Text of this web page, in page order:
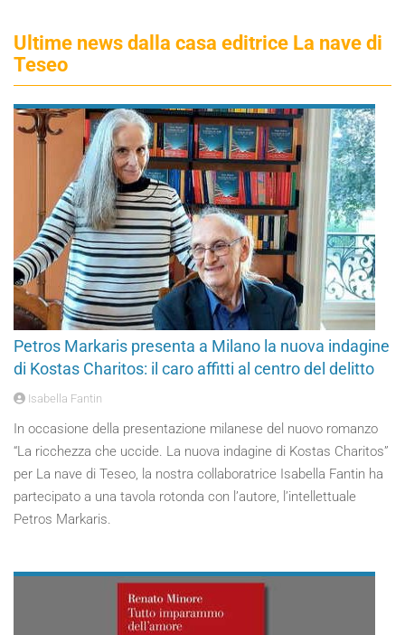
Ultime news dalla casa editrice La nave di
Teseo
Petros Markaris presenta a Milano la nuova indagine
di Kostas Charitos: il caro affitti al centro del delitto
Isabella Fantin
In occasione della presentazione milanese del nuovo romanzo
“La ricchezza che uccide. La nuova indagine di Kostas Charitos”
per La nave di Teseo, la nostra collaboratrice Isabella Fantin ha
partecipato a una tavola rotonda con l’autore, l’intellettuale
Petros Markaris.